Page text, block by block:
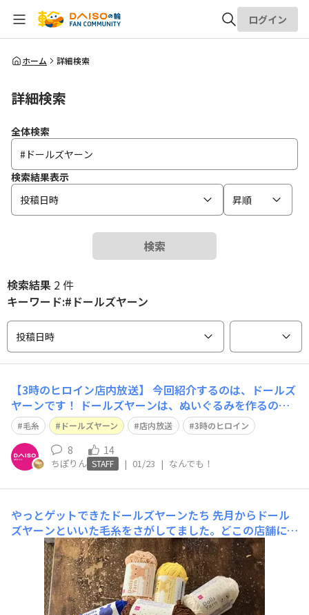
全体検索
ログイン
ホーム 詳細検索
詳細検索
全体検索
検索結果表示
投稿日時
昇順
検索
検索結果 2 件
キーワード:#ドールズヤーン
投稿日時
【3時のヒロイン店内放送】 今回紹介するのは、ドールズ
ヤーンです！ ドールズヤーンは、ぬいぐるみを作るのに
便利な毛糸になります！ 種類は、9種類の色がございます
ので、是非チェックしてみてください！ 3種類だけ載せさ
せて頂きます！
毛糸 ドールズヤーン 店内放送 3時のヒロイン
8 14
ちぽりん STAFF | 01/23 | なんでも！
やっとゲットできたドールズヤーンたち 先月からドール
ズヤーンといいた毛糸をさがしてました。どこの店舗にも
なくて、あきらめていたら最近になってチラホラ店舗にな
りはじめました。ダイソー公式アプリで、在庫がある店舗
をさがして買いに行きました。棚に並べると、そのひにう
れちゃうこともあるそうです。可愛い色合いと手触りが良
い いつ再販され